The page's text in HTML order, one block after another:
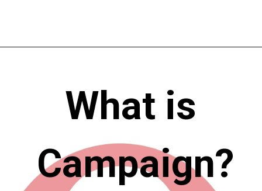
What is
Campaign?